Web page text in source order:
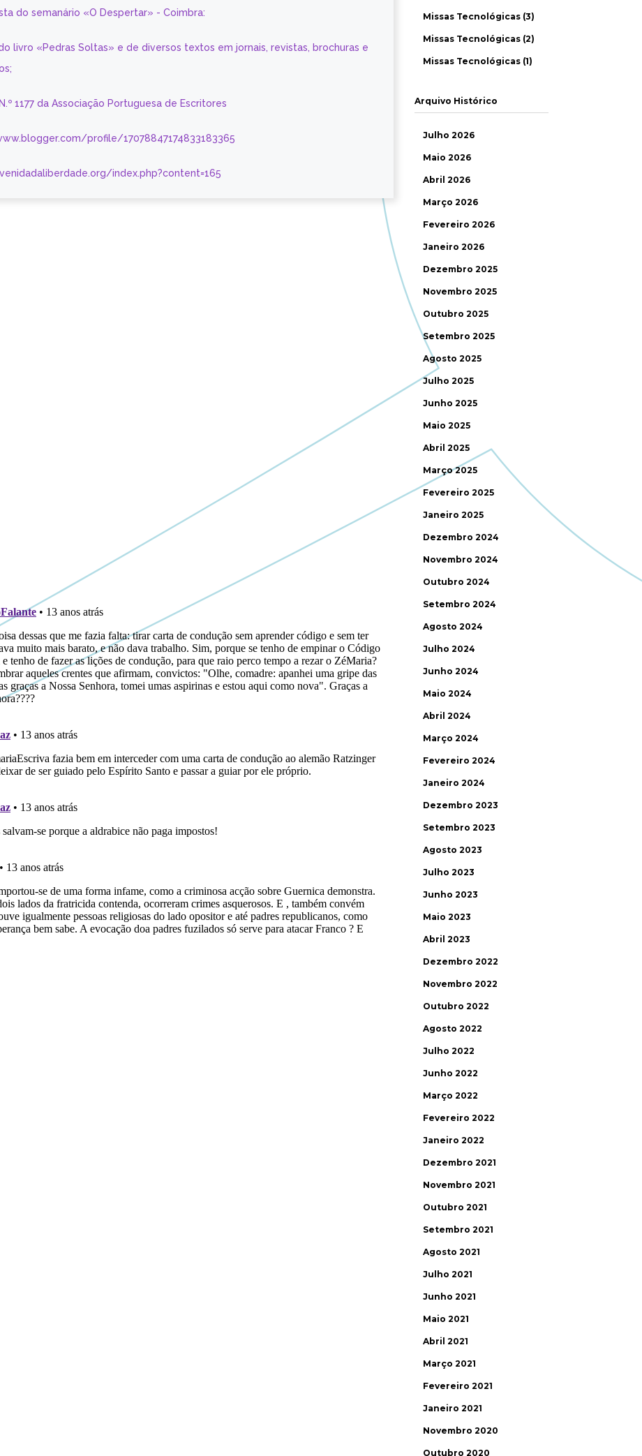
do semanário «O Despertar» - Coimbra:
livro «Pedras Soltas» e de diversos textos em jornais, revistas, brochuras e
1177 da Associação Portuguesa de Escritores
profile/17078847174833183365
index.php?content=165
Missas Tecnológicas (3)
Missas Tecnológicas (2)
Missas Tecnológicas (1)
Arquivo Histórico
Julho 2026
Maio 2026
Abril 2026
Março 2026
Fevereiro 2026
Janeiro 2026
Dezembro 2025
Novembro 2025
Outubro 2025
Setembro 2025
Agosto 2025
Julho 2025
Junho 2025
Maio 2025
Abril 2025
Março 2025
Fevereiro 2025
Janeiro 2025
Dezembro 2024
Novembro 2024
Outubro 2024
Setembro 2024
Agosto 2024
Julho 2024
Junho 2024
Maio 2024
Abril 2024
Março 2024
Fevereiro 2024
Janeiro 2024
Dezembro 2023
Setembro 2023
Agosto 2023
Julho 2023
Junho 2023
Maio 2023
Abril 2023
Dezembro 2022
Novembro 2022
Outubro 2022
Agosto 2022
Julho 2022
Junho 2022
Março 2022
Fevereiro 2022
Janeiro 2022
Dezembro 2021
Novembro 2021
Outubro 2021
Setembro 2021
Agosto 2021
Julho 2021
Junho 2021
Maio 2021
Abril 2021
Março 2021
Fevereiro 2021
Janeiro 2021
Novembro 2020
Outubro 2020